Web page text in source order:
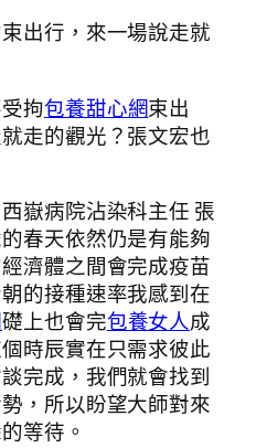
行，來一場說走就
拘包養甜心網束出
走的觀光？張文宏也
病院沾染科主任 張
春天依然仍是有能夠
濟體之間會完成疫苗
的接種速率我感到在
礎上也會完包養女人成
時辰實在只需求彼此
完成，我們就會找到
，所以盼望大師對來
等待。